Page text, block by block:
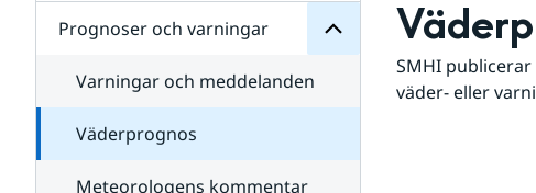
Prognoser och varningar
Varningar och meddelanden
Väderprognos
Meteorologens kommentar
SMHI
väder- eller